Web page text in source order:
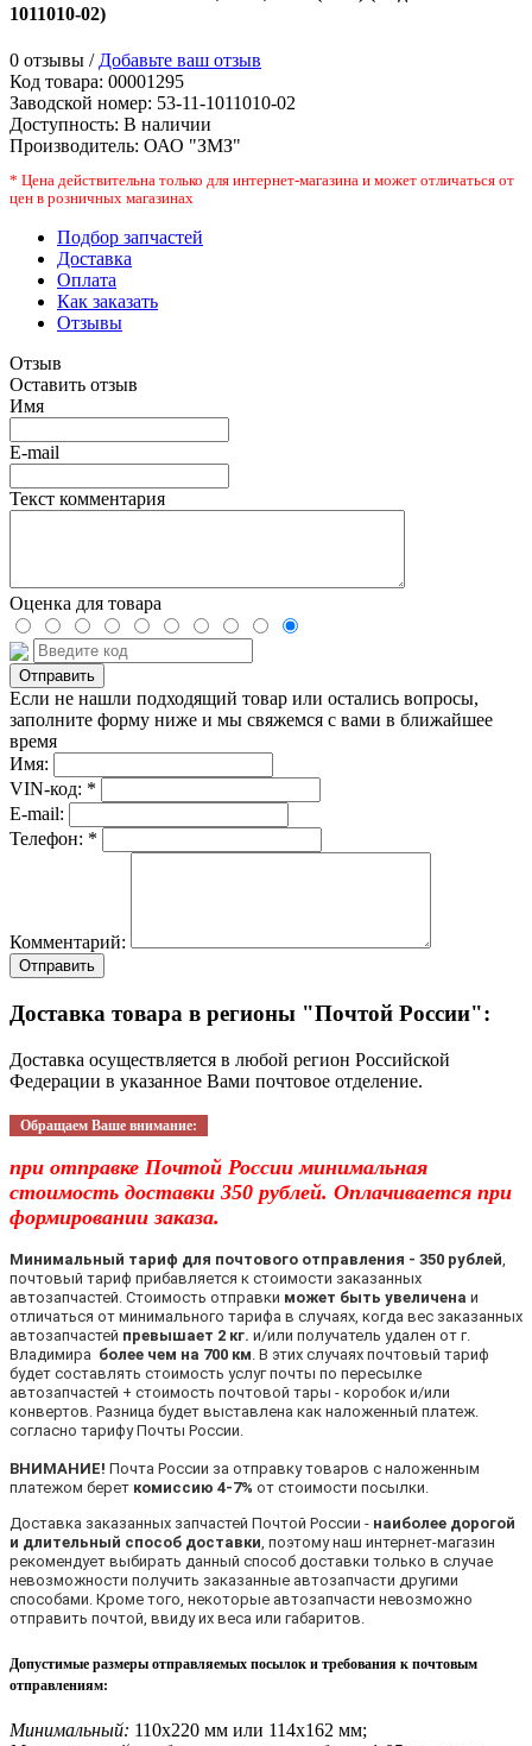
1011010-02)
0 отзывы / Добавьте ваш отзыв
Код товара: 00001295
Заводской номер: 53-11-1011010-02
Доступность: В наличии
Производитель: ОАО "ЗМЗ"
* Цена действительна только для интернет-магазина и может отличаться от
цен в розничных магазинах
Подбор запчастей
Доставка
Оплата
Как заказать
Отзывы
Отзыв
Оставить отзыв
Имя
E-mail
Текст комментария
Оценка для товара
Если не нашли подходящий товар или остались вопросы,
заполните форму ниже и мы свяжемся с вами в ближайшее
время
Имя:
VIN-код: *
E-mail:
Телефон: *
Комментарий:
Отправить
Доставка товара в регионы "Почтой России":
Доставка осуществляется в любой регион Российской
Федерации в указанное Вами почтовое отделение.
Обращаем Ваше внимание:
при отправке Почтой России минимальная
стоимость доставки 350 рублей. Оплачивается при
формировании заказа.
Минимальный тариф для почтового отправления - 350 рублей
почтовый тариф прибавляется к стоимости заказанных
автозапчастей. Стоимость отправки может быть увеличена и
отличаться от минимального тарифа в случаях, когда вес заказанных
автозапчастей превышает 2 кг. и/или получатель удален от г.
Владимира более чем на 700 км . В этих случаях почтовый тариф
будет составлять стоимость услуг почты по пересылке
автозапчастей + стоимость почтовой тары - коробок и/или
конвертов. Разница будет выставлена как наложенный платеж.
согласно тарифу Почты России.
ВНИМАНИЕ! Почта России за отправку товаров с наложенным
платежом берет комиссию 4-7% от стоимости посылки.
Доставка заказанных запчастей Почтой России - наиболее дорогой
и длительный способ доставки , поэтому наш интернет-магазин
рекомендует выбирать данный способ доставки только в случае
невозможности получить заказанные автозапчасти другими
способами. Кроме того, некоторые автозапчасти невозможно
отправить почтой, ввиду их веса или габаритов.
Допустимые размеры отправляемых посылок и требования к почтовым
отправлениям:
Минимальный: 110х220 мм или 114х162 мм;